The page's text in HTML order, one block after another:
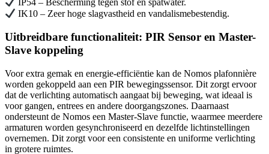
IP54 – Bescherming tegen stof en spatwater.
IK10 – Zeer hoge slagvastheid en vandalismebestendig.
Uitbreidbare functionaliteit: PIR Sensor en Master-
Slave koppeling
Voor extra gemak en energie-efficiëntie kan de Nomos plafonnière
worden gekoppeld aan een PIR bewegingssensor. Dit zorgt ervoor
dat de verlichting automatisch aangaat bij beweging, wat ideaal is
voor gangen, entrees en andere doorgangszones. Daarnaast
ondersteunt de Nomos een Master-Slave functie, waarmee meerdere
armaturen worden gesynchroniseerd en dezelfde lichtinstellingen
overnemen. Dit zorgt voor een consistente en uniforme verlichting
in grotere ruimtes.